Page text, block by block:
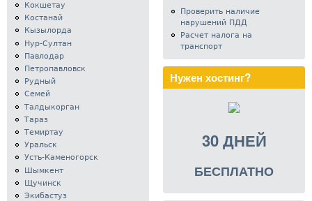
Кокшетау
Костанай
Кызылорда
Нур-Султан
Павлодар
Петропавловск
Рудный
Семей
Талдыкорган
Тараз
Темиртау
Уральск
Усть-Каменогорск
Шымкент
Щучинск
Экибастуз
Проверить наличие
нарушений ПДД
Расчет налога на
транспорт
Нужен хостинг?
30 ДНЕЙ
БЕСПЛАТНО